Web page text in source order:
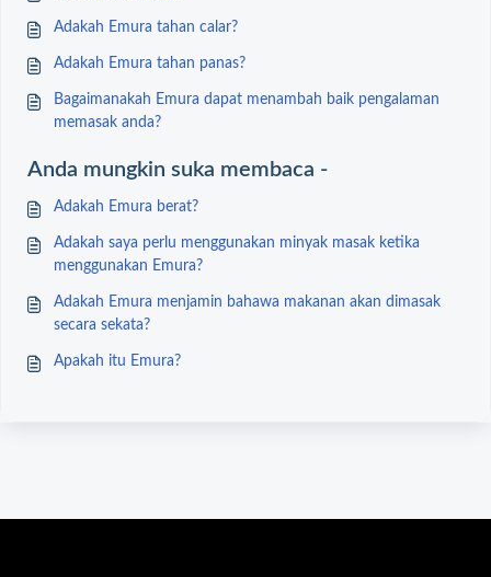
Adakah Emura tahan calar?
Adakah Emura tahan panas?
Bagaimanakah Emura dapat menambah baik pengalaman
memasak anda?
Anda mungkin suka membaca -
Adakah Emura berat?
Adakah saya perlu menggunakan minyak masak ketika
menggunakan Emura?
Adakah Emura menjamin bahawa makanan akan dimasak
secara sekata?
Apakah itu Emura?